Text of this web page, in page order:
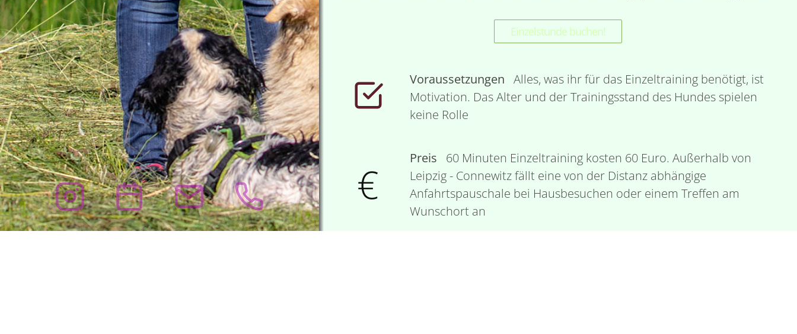
Einzelstunde buchen!
Voraussetzungen Alles, was ihr für das Einzeltraining benötigt, ist
Motivation. Das Alter und der Trainingsstand des Hundes spielen
keine Rolle
€
Preis
60 Minuten Einzeltraining kosten 60 Euro. Außerhalb von
Leipzig - Connewitz fällt eine von der Distanz abhängige
Anfahrtspauschale bei Hausbesuchen oder einem Treffen am
Wunschort an